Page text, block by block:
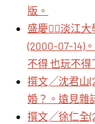
版。
盛慶／淡江
(2000-07-14)
不得 也玩不得
撰文╱沈君山
婚？。遠見雜
撰文╱徐仁全